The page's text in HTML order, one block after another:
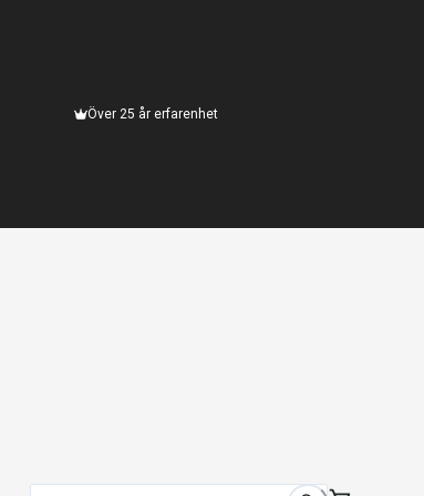
Över 25 år erfarenhet